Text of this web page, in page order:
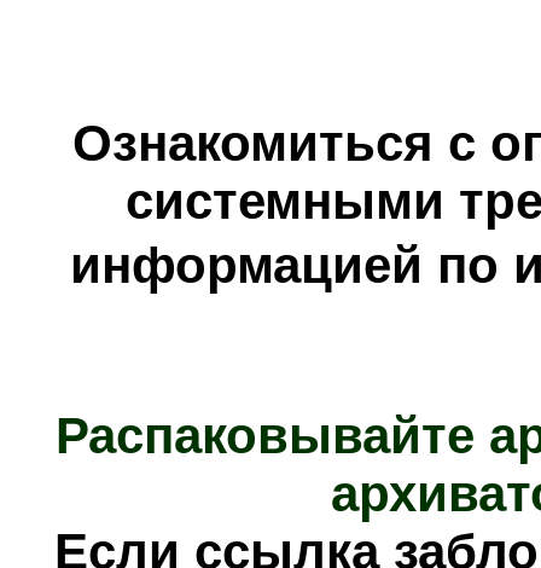
Ознакомиться с
системными
информацией по
Распаковывайте
Если ссылка